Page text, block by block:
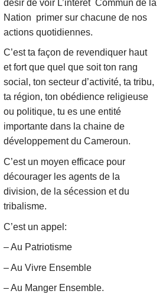
désir de voir L’intérêt Commun de la
Nation primer sur chacune de nos
actions quotidiennes.
C’est ta façon de revendiquer haut
et fort que quel que soit ton rang
social, ton secteur d’activité, ta tribu,
ta région, ton obédience religieuse
ou politique, tu es une entité
importante dans la chaine de
développement du Cameroun.
C’est un moyen efficace pour
décourager les agents de la
division, de la sécession et du
tribalisme.
C’est un appel:
– Au Patriotisme
– Au Vivre Ensemble
– Au Manger Ensemble.